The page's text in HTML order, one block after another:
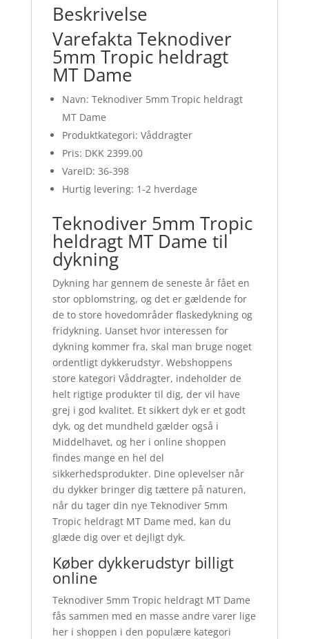
Beskrivelse
Varefakta Teknodiver
5mm Tropic heldragt
MT Dame
Navn: Teknodiver 5mm Tropic heldragt
MT Dame
Produktkategori: Våddragter
Pris: DKK 2399.00
VareID: 36-398
Hurtig levering: 1-2 hverdage
Teknodiver 5mm Tropic
heldragt MT Dame til
dykning
Dykning har gennem de seneste år fået en
stor opblomstring, og det er gældende for
de to store hovedområder flaskedykning og
fridykning. Uanset hvor interessen for
dykning kommer fra, skal man bruge noget
ordentligt dykkerudstyr. Webshoppens
store kategori Våddragter, indeholder de
helt rigtige produkter til dig, der vil have
grej i god kvalitet. Et sikkert dyk er et godt
dyk, og det mundheld gælder også i
Middelhavet, og her i online shoppen
findes mange en hel del
sikkerhedsprodukter. Dine oplevelser når
du dykker bringer dig tættere på naturen,
når du tager din nye Teknodiver 5mm
Tropic heldragt MT Dame med, kan du
glæde dig over et dejligt dyk.
Køber dykkerudstyr billigt
online
Teknodiver 5mm Tropic heldragt MT Dame
fås sammen med en masse andre varer lige
her i shoppen i den populære kategori